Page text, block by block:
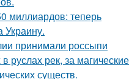
миллиардов: теперь
Украину.
принимали россыпи
руслах рек, за магические
существ.